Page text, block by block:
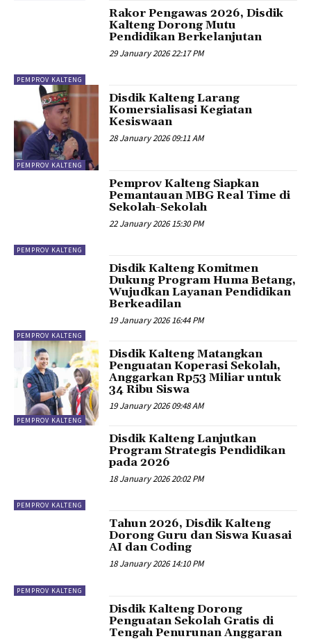
PEMPROV KALTENG
Rakor Pengawas 2026, Disdik
Kalteng Dorong Mutu
Pendidikan Berkelanjutan
29 January 2026 22:17 PM
PEMPROV KALTENG
Disdik Kalteng Larang
Komersialisasi Kegiatan
Kesiswaan
28 January 2026 09:11 AM
PEMPROV KALTENG
Pemprov Kalteng Siapkan
Pemantauan MBG Real Time di
Sekolah-Sekolah
22 January 2026 15:30 PM
PEMPROV KALTENG
Disdik Kalteng Komitmen
Dukung Program Huma Betang,
Wujudkan Layanan Pendidikan
Berkeadilan
19 January 2026 16:44 PM
PEMPROV KALTENG
Disdik Kalteng Matangkan
Penguatan Koperasi Sekolah,
Anggarkan Rp53 Miliar untuk
34 Ribu Siswa
19 January 2026 09:48 AM
PEMPROV KALTENG
Disdik Kalteng Lanjutkan
Program Strategis Pendidikan
pada 2026
18 January 2026 20:02 PM
PEMPROV KALTENG
Tahun 2026, Disdik Kalteng
Dorong Guru dan Siswa Kuasai
AI dan Coding
18 January 2026 14:10 PM
Disdik Kalteng Dorong
Penguatan Sekolah Gratis di
Tengah Penurunan Anggaran‎ ‎